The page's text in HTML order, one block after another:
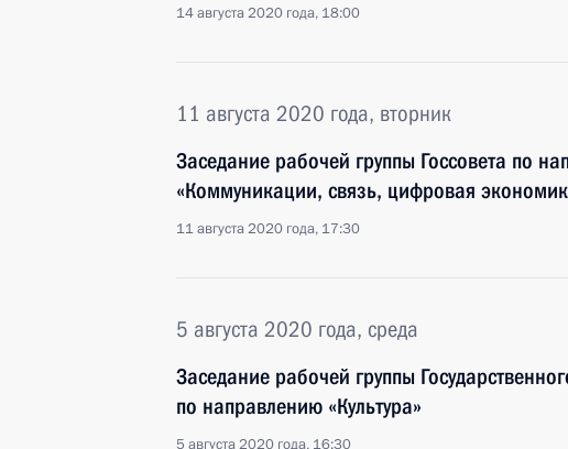
14 августа 2020 года, 18:00
11 августа 2020 года, вторник
Заседание рабочей группы Госсовета по
«Коммуникации, связь, цифровая
11 августа 2020 года, 17:30
5 августа 2020 года, среда
Заседание рабочей группы
по направлению «Культура»
5 августа 2020 года, 16:30